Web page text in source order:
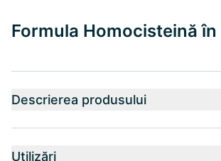
Formula Homocisteină
Descrierea produsului
Utilizări